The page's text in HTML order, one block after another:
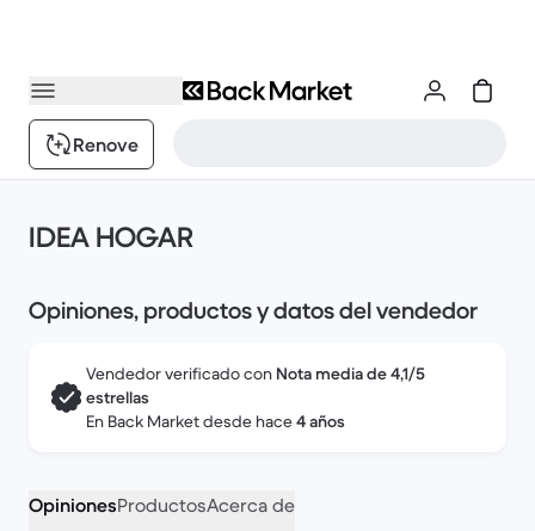
Renove
IDEA HOGAR
Opiniones, productos y datos del vendedor
Vendedor verificado con Nota media de 4,1/5
estrellas
En Back Market desde hace4 años
OpinionesProductosAcerca de